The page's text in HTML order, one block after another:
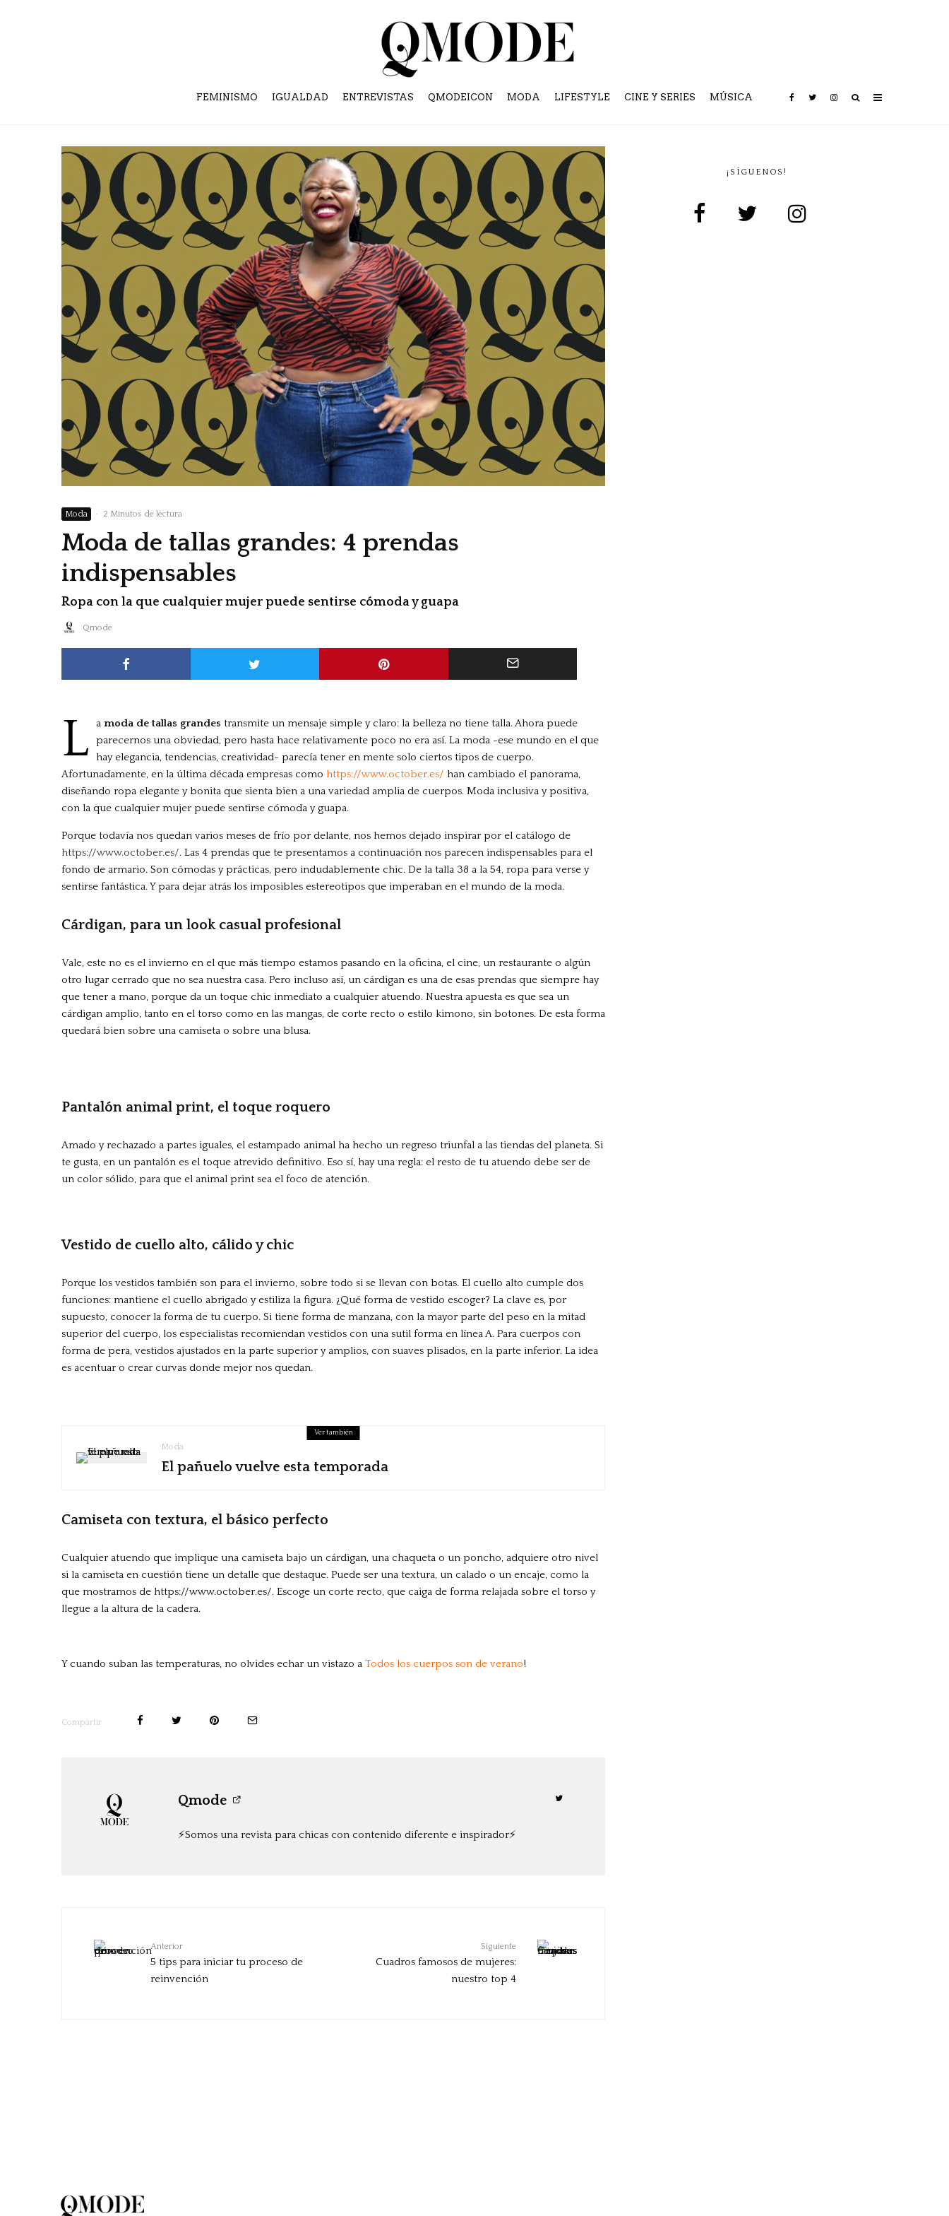
FEMINISMO IGUALDAD ENTREVISTAS QMODEICON MODA LIFESTYLE CINE Y SERIES MÚSICA
Moda · 2 Minutos de lectura
Moda de tallas grandes: 4 prendas
indispensables
Ropa con la que cualquier mujer puede sentirse cómoda y guapa
Qmode
L a moda de tallas grandes transmite un mensaje simple y claro: la belleza no tiene talla. Ahora puede
parecernos una obviedad, pero hasta hace relativamente poco no era así. La moda -ese mundo en el que
hay elegancia, tendencias, creatividad- parecía tener en mente solo ciertos tipos de cuerpo.
Afortunadamente, en la última década empresas como https://www.october.es/ han cambiado el panorama,
diseñando ropa elegante y bonita que sienta bien a una variedad amplia de cuerpos. Moda inclusiva y positiva,
con la que cualquier mujer puede sentirse cómoda y guapa.
Porque todavía nos quedan varios meses de frío por delante, nos hemos dejado inspirar por el catálogo de
https://www.october.es/. Las 4 prendas que te presentamos a continuación nos parecen indispensables para el
fondo de armario. Son cómodas y prácticas, pero indudablemente chic. De la talla 38 a la 54, ropa para verse y
sentirse fantástica. Y para dejar atrás los imposibles estereotipos que imperaban en el mundo de la moda.
Cárdigan, para un look casual profesional
Vale, este no es el invierno en el que más tiempo estamos pasando en la oficina, el cine, un restaurante o algún
otro lugar cerrado que no sea nuestra casa. Pero incluso así, un cárdigan es una de esas prendas que siempre hay
que tener a mano, porque da un toque chic inmediato a cualquier atuendo. Nuestra apuesta es que sea un
cárdigan amplio, tanto en el torso como en las mangas, de corte recto o estilo kimono, sin botones. De esta forma
quedará bien sobre una camiseta o sobre una blusa.
Pantalón animal print, el toque roquero
Amado y rechazado a partes iguales, el estampado animal ha hecho un regreso triunfal a las tiendas del planeta. Si
te gusta, en un pantalón es el toque atrevido definitivo. Eso sí, hay una regla: el resto de tu atuendo debe ser de
un color sólido, para que el animal print sea el foco de atención.
Vestido de cuello alto, cálido y chic
Porque los vestidos también son para el invierno, sobre todo si se llevan con botas. El cuello alto cumple dos
funciones: mantiene el cuello abrigado y estiliza la figura. ¿Qué forma de vestido escoger? La clave es, por
supuesto, conocer la forma de tu cuerpo. Si tiene forma de manzana, con la mayor parte del peso en la mitad
superior del cuerpo, los especialistas recomiendan vestidos con una sutil forma en línea A. Para cuerpos con
forma de pera, vestidos ajustados en la parte superior y amplios, con suaves plisados, en la parte inferior. La idea
es acentuar o crear curvas donde mejor nos quedan.
Ver también
Moda
El pañuelo vuelve esta temporada
Camiseta con textura, el básico perfecto
Cualquier atuendo que implique una camiseta bajo un cárdigan, una chaqueta o un poncho, adquiere otro nivel
si la camiseta en cuestión tiene un detalle que destaque. Puede ser una textura, un calado o un encaje, como la
que mostramos de https://www.october.es/. Escoge un corte recto, que caiga de forma relajada sobre el torso y
llegue a la altura de la cadera.
Y cuando suban las temperaturas, no olvides echar un vistazo a Todos los cuerpos son de verano!
Compartir
Qmode
⚡️Somos una revista para chicas con contenido diferente e inspirador⚡️
Anterior
5 tips para iniciar tu proceso de
reinvención
Siguiente
Cuadros famosos de mujeres:
nuestro top 4
¡SÍGUENOS!